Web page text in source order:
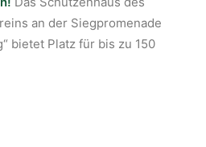
an der Siegpromenade
bietet Platz für bis zu 150